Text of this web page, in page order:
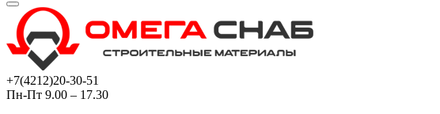
+7(4212)20-30-51
Пн-Пт 9.00 – 17.30